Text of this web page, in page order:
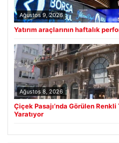
Ağustos 9, 2026
Yatırım araçlarının haftalık
Ağustos 8, 2026
Çiçek Pasajı’nda Görülen
Yaratıyor